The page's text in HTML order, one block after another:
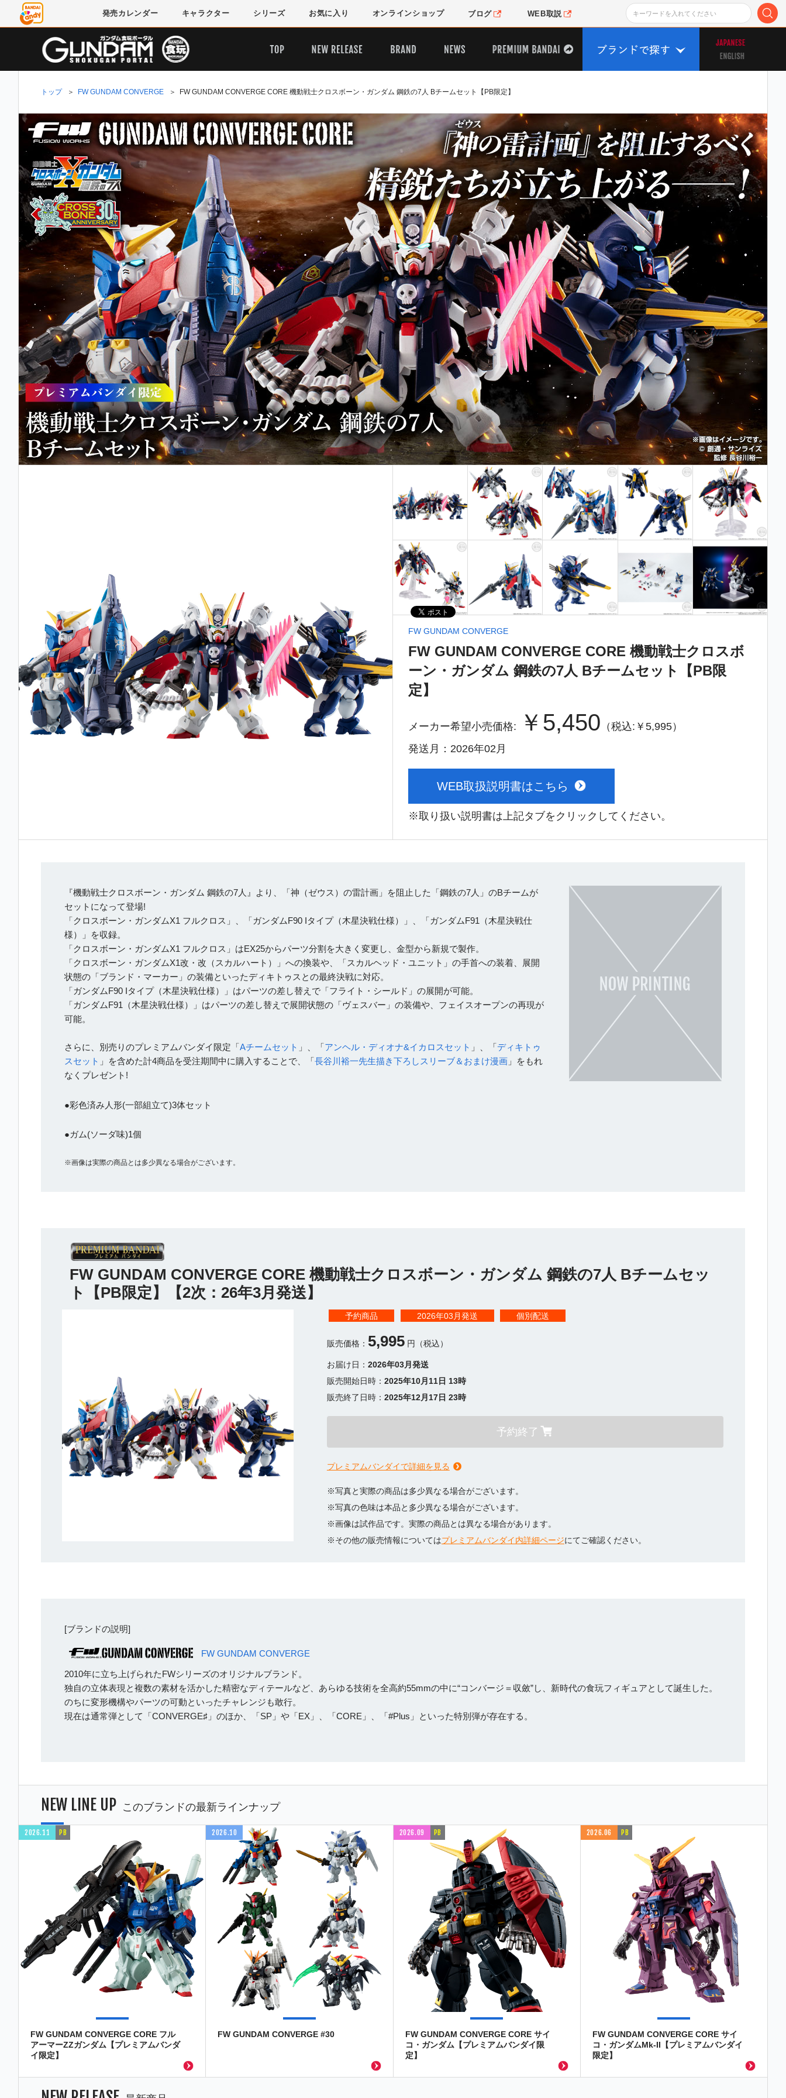
発売カレンダー キャラクター シリーズ お気に入り オンラインショップ ブログ WEB取説
トップ ＞ FW GUNDAM CONVERGE ＞ FW GUNDAM CONVERGE CORE 機動戦士クロスボーン・ガンダム 鋼鉄の7人 Bチームセット【PB限定】
FW GUNDAM CONVERGE
FW GUNDAM CONVERGE CORE 機動戦士クロスボ
ーン・ガンダム 鋼鉄の7人 Bチームセット【PB限
定】
メーカー希望小売価格: ￥5,450 （税込:￥5,995）
発送月：2026年02月
WEB取扱説明書はこちら
※取り扱い説明書は上記タブをクリックしてください。
『機動戦士クロスボーン・ガンダム 鋼鉄の7人』より、「神（ゼウス）の雷計画」を阻止した「鋼鉄の7人」のBチームが
セットになって登場!
「クロスボーン・ガンダムX1 フルクロス」、「ガンダムF90 Iタイプ（木星決戦仕様）」、「ガンダムF91（木星決戦仕
様）」を収録。
「クロスボーン・ガンダムX1 フルクロス」はEX25からパーツ分割を大きく変更し、金型から新規で製作。
「クロスボーン・ガンダムX1改・改（スカルハート）」への換装や、「スカルヘッド・ユニット」の手首への装着、展開
状態の「ブランド・マーカー」の装備といったディキトゥスとの最終決戦に対応。
「ガンダムF90 Iタイプ（木星決戦仕様）」はパーツの差し替えで「フライト・シールド」の展開が可能。
「ガンダムF91（木星決戦仕様）」はパーツの差し替えで展開状態の「ヴェスバー」の装備や、フェイスオープンの再現が
可能。
さらに、別売りのプレミアムバンダイ限定「Aチームセット 」、「アンヘル・ディオナ&イカロスセット 」、「ディキトゥ
スセット 」を含めた計4商品を受注期間中に購入することで、「長谷川裕一先生描き下ろしスリーブ＆おまけ漫画 」をもれ
なくプレゼント!
●彩色済み人形(一部組立て)3体セット
●ガム(ソーダ味)1個
※画像は実際の商品とは多少異なる場合がございます。
FW GUNDAM CONVERGE CORE 機動戦士クロスボーン・ガンダム 鋼鉄の7人 Bチームセッ
ト【PB限定】【2次：26年3月発送】
予約商品 2026年03月発送 個別配送
販売価格： 5,995円（税込）
お届け日： 2026年03月発送
販売開始日時： 2025年10月11日 13時
販売終了日時： 2025年12月17日 23時
予約終了
プレミアムバンダイで詳細を見る
※写真と実際の商品は多少異なる場合がございます。
※写真の色味は本品と多少異なる場合がございます。
※画像は試作品です。実際の商品とは異なる場合があります。
※その他の販売情報についてはプレミアムバンダイ内詳細ページにてご確認ください。
[ブランドの説明]
FW GUNDAM CONVERGE
2010年に立ち上げられたFWシリーズのオリジナルブランド。
独自の立体表現と複数の素材を活かした精密なディテールなど、あらゆる技術を全高約55mmの中に“コンバージ＝収斂”し、新時代の食玩フィギュアとして誕生した。
のちに変形機構やパーツの可動といったチャレンジも敢行。
現在は通常弾として「CONVERGE♯」のほか、「SP」や「EX」、「CORE」、「#Plus」といった特別弾が存在する。
NEW LINE UP このブランドの最新ラインナップ
2026.11 PB
FW GUNDAM CONVERGE CORE フル
アーマーZZガンダム【プレミアムバンダ
イ限定】
2026.10
FW GUNDAM CONVERGE #30
2026.09 PB
FW GUNDAM CONVERGE CORE サイ
コ・ガンダム【プレミアムバンダイ限
定】
2026.06 PB
FW GUNDAM CONVERGE CORE サイ
コ・ガンダムMk-II【プレミアムバンダイ
限定】